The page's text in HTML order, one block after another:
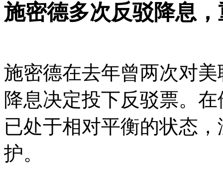
施密德多次反驳降息
施密德在去年曾两次对
降息决定投下反驳票。
已处于相对平衡的状态
护。